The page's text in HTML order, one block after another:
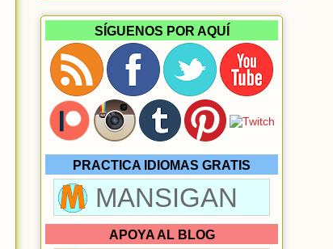
SÍGUENOS POR AQUÍ
PRACTICA IDIOMAS GRATIS
MANSIGAN
APOYA AL BLOG